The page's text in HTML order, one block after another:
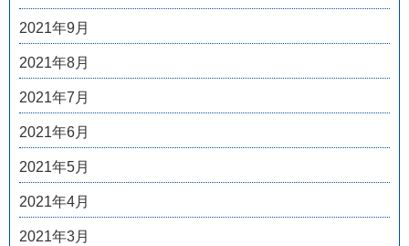
2021年9月
2021年8月
2021年7月
2021年6月
2021年5月
2021年4月
2021年3月